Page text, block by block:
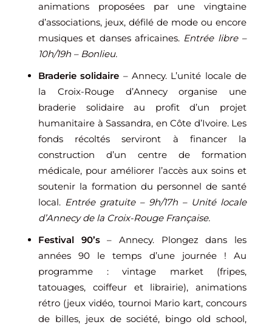
animations proposées par une vingtaine
d’associations, jeux, défilé de mode ou encore
musiques et danses africaines. Entrée libre –
10h/19h – Bonlieu.
Braderie solidaire – Annecy. L’unité locale de
la Croix-Rouge d’Annecy organise une
braderie solidaire au profit d’un projet
humanitaire à Sassandra, en Côte d’Ivoire. Les
fonds récoltés serviront à financer la
construction d’un centre de formation
médicale, pour améliorer l’accès aux soins et
soutenir la formation du personnel de santé
local. Entrée gratuite – 9h/17h – Unité locale
d’Annecy de la Croix-Rouge Française.
Festival 90’s– Annecy. Plongez dans les
années 90 le temps d’une journée ! Au
programme : vintage market (fripes,
tatouages, coiffeur et librairie), animations
rétro (jeux vidéo, tournoi Mario kart, concours
de billes, jeux de société, bingo old school,